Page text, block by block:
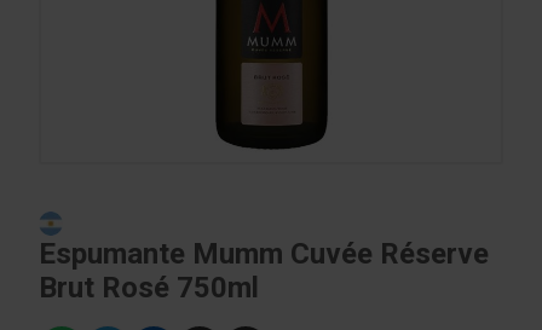
Espumante Mumm Cuvée Réserve
Brut Rosé 750ml